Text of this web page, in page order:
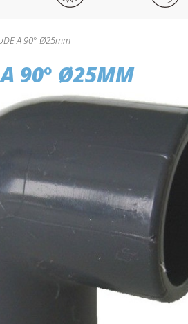
A 90° Ø25mm
90° Ø25MM